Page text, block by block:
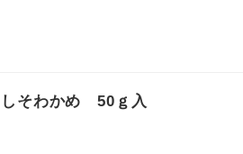
しそわかめ 50ｇ入